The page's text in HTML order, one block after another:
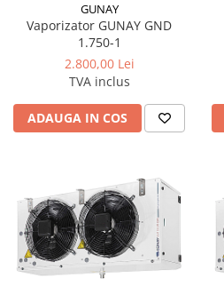
GUNAY
Vaporizator GUNAY GND
1.750-1
2.800,00 Lei
TVA inclus
ADAUGA IN COS